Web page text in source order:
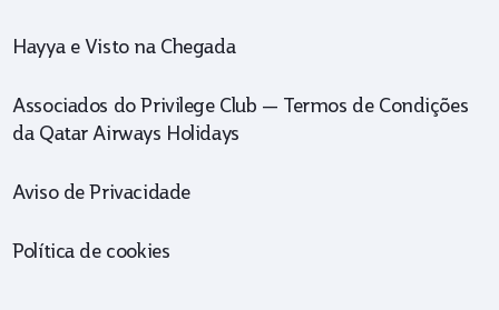
Hayya e Visto na Chegada
Associados do Privilege Club — Termos de Condições
da Qatar Airways Holidays
Aviso de Privacidade
Política de cookies